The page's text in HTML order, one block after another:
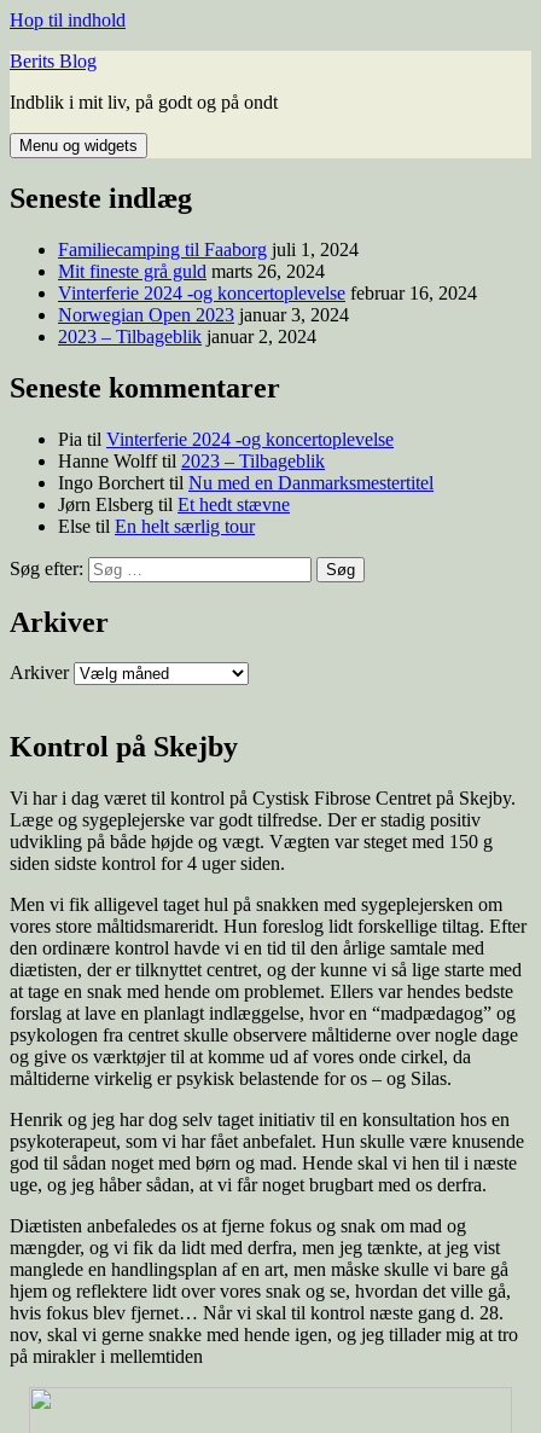
Hop til indhold
Berits Blog
Indblik i mit liv, på godt og på ondt
Menu og widgets
Seneste indlæg
Familiecamping til Faaborg juli 1, 2024
Mit fineste grå guld marts 26, 2024
Vinterferie 2024 -og koncertoplevelse februar 16, 2024
Norwegian Open 2023 januar 3, 2024
2023 – Tilbageblik januar 2, 2024
Seneste kommentarer
Pia til Vinterferie 2024 -og koncertoplevelse
Hanne Wolfftil 2023 – Tilbageblik
Ingo Borchert til Nu med en Danmarksmestertitel
Jørn Elsberg til Et hedt stævne
Else til En helt særlig tour
Søg efter:
Arkiver
Arkiver
Kontrol på Skejby
Vi har i dag været til kontrol på Cystisk Fibrose Centret på Skejby.
Læge og sygeplejerske var godt tilfredse. Der er stadig positiv
udvikling på både højde og vægt. Vægten var steget med 150 g
siden sidste kontrol for 4 uger siden.
Men vi fik alligevel taget hul på snakken med sygeplejersken om
vores store måltidsmareridt. Hun foreslog lidt forskellige tiltag. Efter
den ordinære kontrol havde vi en tid til den årlige samtale med
diætisten, der er tilknyttet centret, og der kunne vi så lige starte med
at tage en snak med hende om problemet. Ellers var hendes bedste
forslag at lave en planlagt indlæggelse, hvor en “madpædagog” og
psykologen fra centret skulle observere måltiderne over nogle dage
og give os værktøjer til at komme ud af vores onde cirkel, da
måltiderne virkelig er psykisk belastende for os – og Silas.
Henrik og jeg har dog selv taget initiativ til en konsultation hos en
psykoterapeut, som vi har fået anbefalet. Hun skulle være knusende
god til sådan noget med børn og mad. Hende skal vi hen til i næste
uge, og jeg håber sådan, at vi får noget brugbart med os derfra.
Diætisten anbefaledes os at fjerne fokus og snak om mad og
mængder, og vi fik da lidt med derfra, men jeg tænkte, at jeg vist
manglede en handlingsplan af en art, men måske skulle vi bare gå
hjem og reflektere lidt over vores snak og se, hvordan det ville gå,
hvis fokus blev fjernet… Når vi skal til kontrol næste gang d. 28.
nov, skal vi gerne snakke med hende igen, og jeg tillader mig at tro
på mirakler i mellemtiden